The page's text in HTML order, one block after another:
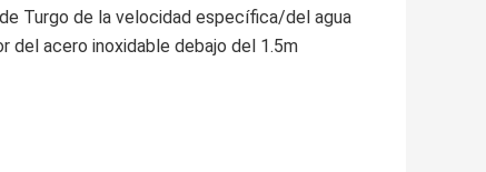
Turgo de la velocidad específica/del agua
del acero inoxidable debajo del 1.5m